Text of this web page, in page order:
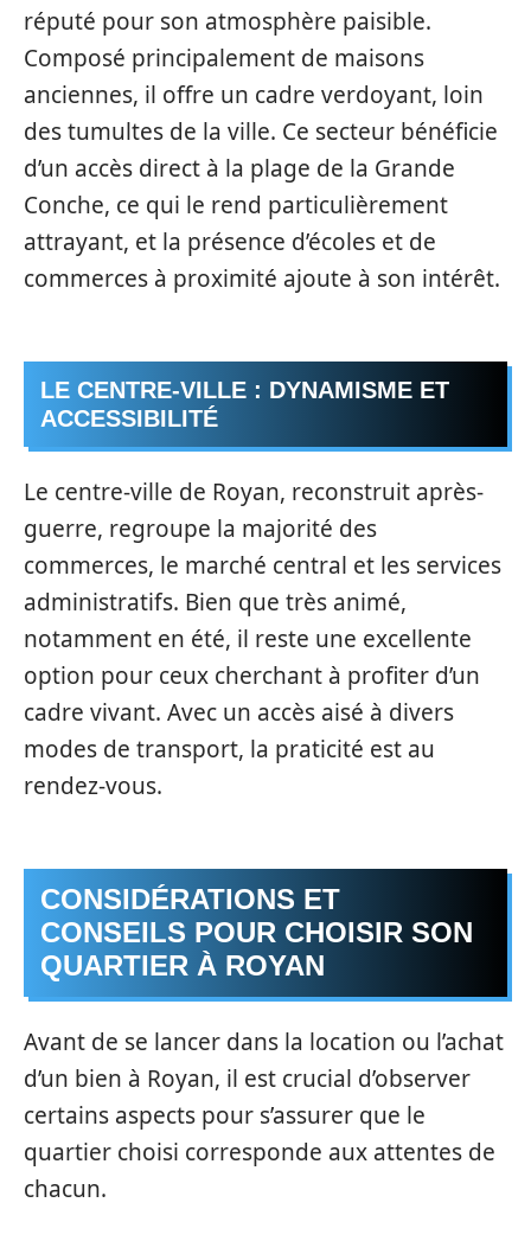
réputé pour son atmosphère paisible.
Composé principalement de maisons
anciennes, il offre un cadre verdoyant, loin
des tumultes de la ville. Ce secteur bénéficie
d’un accès direct à la plage de la Grande
Conche, ce qui le rend particulièrement
attrayant, et la présence d’écoles et de
commerces à proximité ajoute à son intérêt.
LE CENTRE-VILLE : DYNAMISME ET
ACCESSIBILITÉ
Le centre-ville de Royan, reconstruit après-
guerre, regroupe la majorité des
commerces, le marché central et les services
administratifs. Bien que très animé,
notamment en été, il reste une excellente
option pour ceux cherchant à profiter d’un
cadre vivant. Avec un accès aisé à divers
modes de transport, la praticité est au
rendez-vous.
CONSIDÉRATIONS ET
CONSEILS POUR CHOISIR SON
QUARTIER À ROYAN
Avant de se lancer dans la location ou l’achat
d’un bien à Royan, il est crucial d’observer
certains aspects pour s’assurer que le
quartier choisi corresponde aux attentes de
chacun.